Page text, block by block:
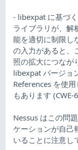
- libexpat に基づ
ライブラリが、解
能を適切に制限し
の入力があると、
照の拡大につなが
libexpat バージョ
References を使
もあります
Nessus はこの問
ケーションが自己
いることに注意し